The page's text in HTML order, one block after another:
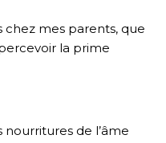
chez mes parents, que
la prime
de l’âme